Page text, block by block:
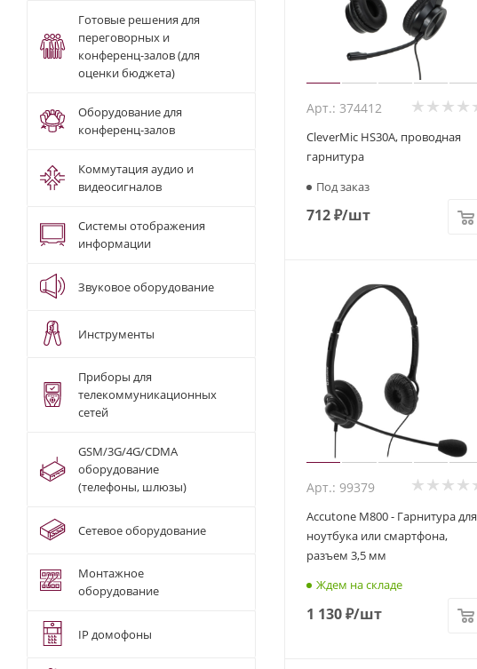
Арт.: 374412
CleverMic HS30A, проводная
гарнитура
Под заказ
712₽/шт
Арт.: 99379
Accutone M800 - Гарнитура для
ноутбука или смартфона,
разъем 3,5 мм
Ждем на складе
1 130₽/шт
Готовые решения для
переговорных и
конференц-залов (для
оценки бюджета)
Оборудование для
конференц-залов
Коммутация аудио и
видеосигналов
Системы отображения
информации
Звуковое оборудование
Инструменты
Приборы для
телекоммуникационных
сетей
GSM/3G/4G/CDMA
оборудование
(телефоны, шлюзы)
Сетевое оборудование
Монтажное
оборудование
IP домофоны